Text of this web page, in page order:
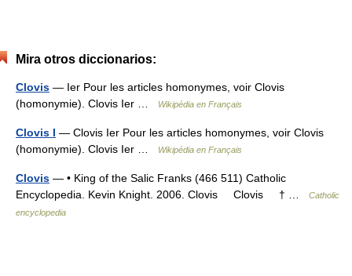
Mira otros diccionarios:
Clovis — Ier Pour les articles homonymes, voir Clovis
(homonymie). Clovis Ier …
Wikipédia en Français
Clovis I — Clovis Ier Pour les articles homonymes, voir Clovis
(homonymie). Clovis Ier …
Wikipédia en Français
Clovis — • King of the Salic Franks (466 511) Catholic
Encyclopedia. Kevin Knight. 2006. Clovis Clovis † …
Catholic
encyclopedia